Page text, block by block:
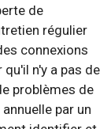
de
régulier
connexions
n'y a pas de
problèmes de
par un